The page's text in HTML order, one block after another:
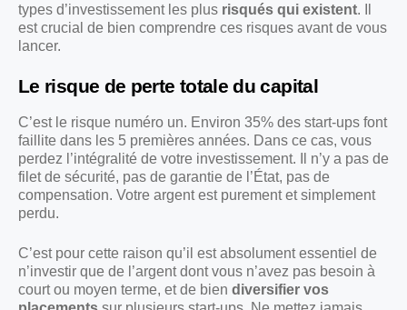
types d’investissement les plus risqués qui existent. Il
est crucial de bien comprendre ces risques avant de vous
lancer.
Le risque de perte totale du capital
C’est le risque numéro un. Environ 35% des start-ups font
faillite dans les 5 premières années. Dans ce cas, vous
perdez l’intégralité de votre investissement. Il n’y a pas de
filet de sécurité, pas de garantie de l’État, pas de
compensation. Votre argent est purement et simplement
perdu.
C’est pour cette raison qu’il est absolument essentiel de
n’investir que de l’argent dont vous n’avez pas besoin à
court ou moyen terme, et de bien diversifier vos